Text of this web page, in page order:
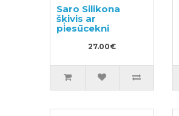
Saro Silikona
šķivis ar
piesūcekni
27.00€